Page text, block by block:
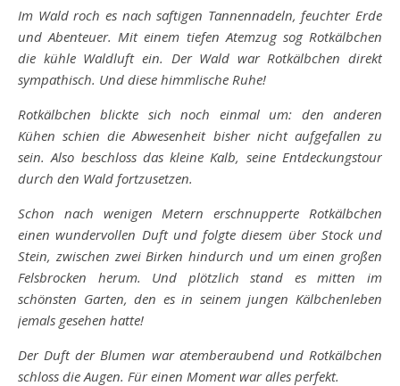
Im Wald roch es nach saftigen Tannennadeln, feuchter Erde
und Abenteuer. Mit einem tiefen Atemzug sog Rotkälbchen
die kühle Waldluft ein. Der Wald war Rotkälbchen direkt
sympathisch. Und diese himmlische Ruhe!
Rotkälbchen blickte sich noch einmal um: den anderen
Kühen schien die Abwesenheit bisher nicht aufgefallen zu
sein. Also beschloss das kleine Kalb, seine Entdeckungstour
durch den Wald fortzusetzen.
Schon nach wenigen Metern erschnupperte Rotkälbchen
einen wundervollen Duft und folgte diesem über Stock und
Stein, zwischen zwei Birken hindurch und um einen großen
Felsbrocken herum. Und plötzlich stand es mitten im
schönsten Garten, den es in seinem jungen Kälbchenleben
jemals gesehen hatte!
Der Duft der Blumen war atemberaubend und Rotkälbchen
schloss die Augen. Für einen Moment war alles perfekt.